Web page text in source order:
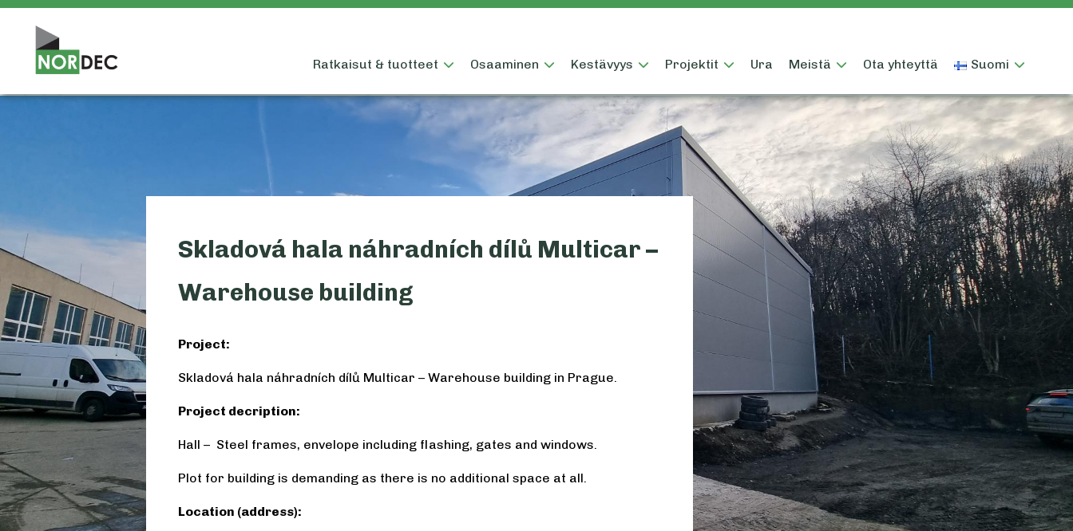
Ratkaisut & tuotteet Osaaminen Kestävyys Projektit Ura Meistä Ota yhteyttä Suomi
Skladová hala náhradních dílů Multicar –
Warehouse building
Project:
Skladová hala náhradních dílů Multicar – Warehouse building in Prague.
Project decription:
Hall – Steel frames, envelope including flashing, gates and windows.
Plot for building is demanding as there is no additional space at all.
Location (address):